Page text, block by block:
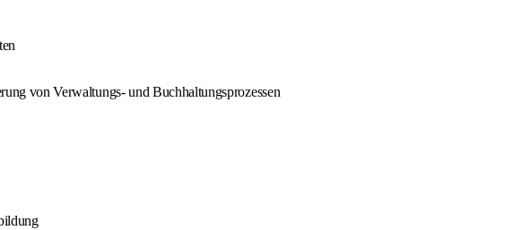
von Verwaltungs- und Buchhaltungsprozessen